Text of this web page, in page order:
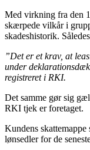
Med virkning fra den
skærpede vilkår i
skadeshistorik.
”Det er et krav, at
under
registreret i RKI.
Det samme gør sig
RKI tjek er foretaget.
Kundens
lønsedler for de